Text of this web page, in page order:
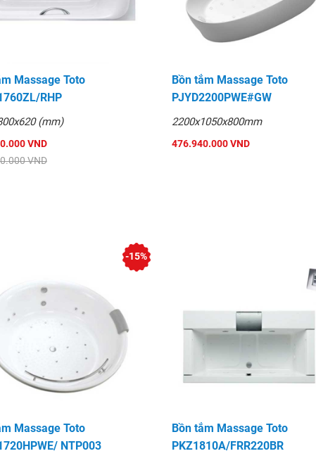
Massage Toto
RHP
(mm)
VND
VND
Bồn tắm Massage Toto
PJYD2200PWE#GW
2200x1050x800mm
476.940.000 VND
Massage Toto
NTP003
-15%
Bồn tắm Massage Toto
PKZ1810A/FRR220BR